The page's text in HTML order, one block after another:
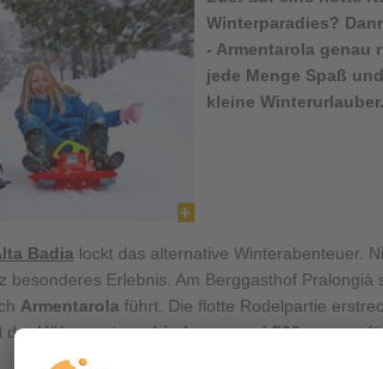
Winterparadies?
- Armentarola genau
jede Menge Spaß
kleine Winterurlauber.
Badia lockt das alternative Winterabenteuer.
besonderes Erlebnis. Am Berggasthof Pralongià
Armentarola führt. Die flotte Rodelpartie
derHöhenunterschied von rund 500 msorgt